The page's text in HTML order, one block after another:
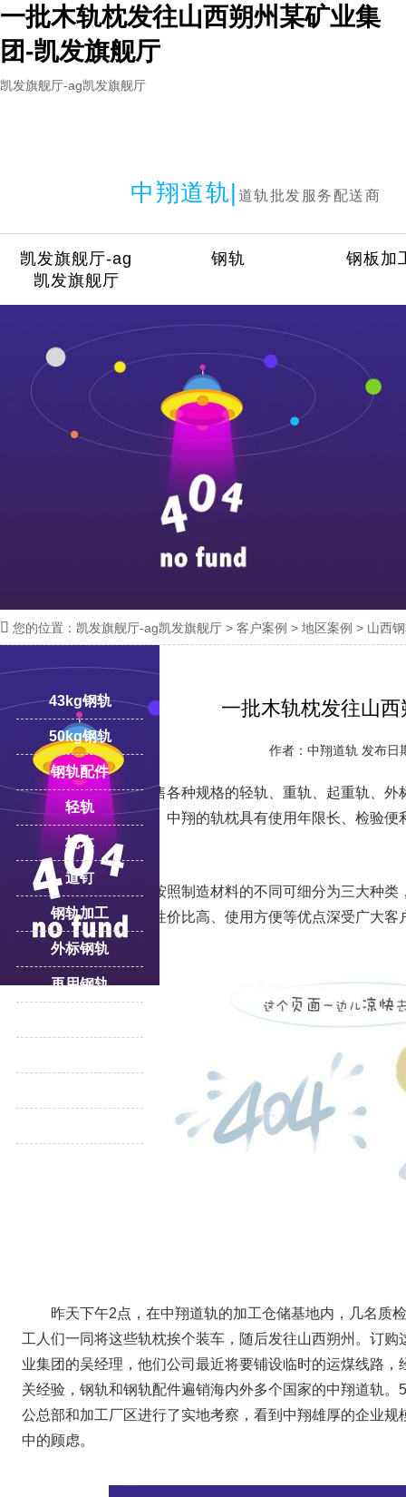
一批木轨枕发往山西朔州某矿业集
团-凯发旗舰厅
凯发旗舰厅-ag凯发旗舰厅
中翔道轨| 道轨批发服务配送商
18100332293
凯发旗舰厅-ag
凯发旗舰厅
钢轨 钢板加
 您的位置： 凯发旗舰厅-ag凯发旗舰厅 > 客户案例 > 地区案例 > 山西
一批木轨枕发往山
作者：中翔道轨 发布日
中翔道轨除了出售各种规格的轻轨、重轨、起重轨、
比较热门的一项产品。中翔的轨枕具有使用年限长、检验
青睐。
轨枕也叫枕木，按照制造材料的不同可细分为三大种类
枕，其中木枕木以其性价比高、使用方便等优点深受广大客
昨天下午2点，在中翔道轨的加工仓储基地内，几名质
工人们一同将这些轨枕挨个装车，随后发往山西朔州。订购
业集团的吴经理，他们公司最近将要铺设临时的运煤线路
关经验，钢轨和钢轨配件遍销海内外多个国家的中翔道轨
公总部和加工厂区进行了实地考察，看到中翔雄厚的企业
中的顾虑。
43kg钢轨
50kg钢轨
钢轨配件
轻轨
枕木
道钉
钢轨加工
外标钢轨
再用钢轨